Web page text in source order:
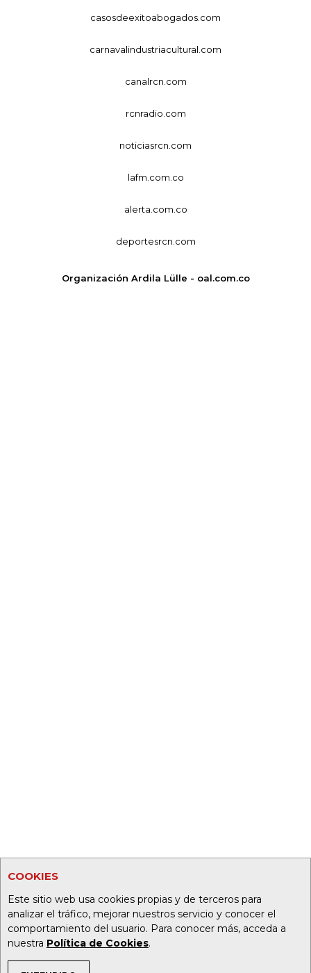
COOKIES
Este sitio web usa cookies propias y de terceros para
analizar el tráfico, mejorar nuestros servicio y conocer el
comportamiento del usuario. Para conocer más, acceda a
nuestra Política de Cookies.
casosdeexitoabogados.com
carnavalindustriacultural.com
canalrcn.com
rcnradio.com
noticiasrcn.com
lafm.com.co
alerta.com.co
deportesrcn.com
Organización Ardila Lülle - oal.com.co